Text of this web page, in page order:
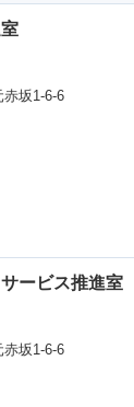
坂1-6-6
ービス推進室
坂1-6-6